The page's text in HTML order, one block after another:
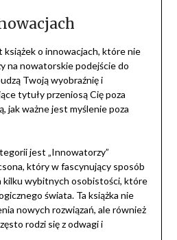
o innowacjach, które nie
na nowatorskie podejście do
Twoją wyobraźnię i
tytuły przeniosą Cię poza
jak ważne jest myślenie poza
jest „Innowatorzy”
który w fascynujący sposób
kilku wybitnych osobistości, które
świata. Ta książka nie
nowych rozwiązań, ale również
rodzi się z odwagi i